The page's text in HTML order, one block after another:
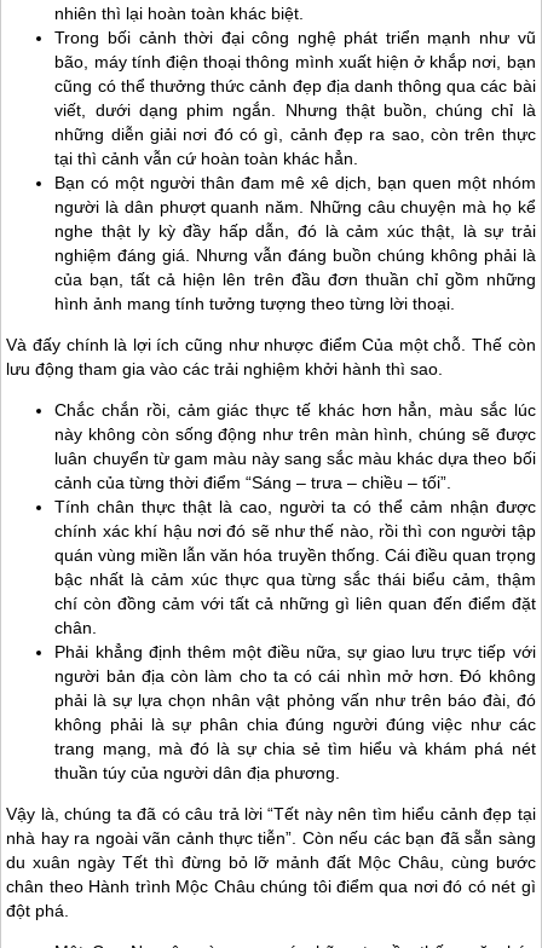
nhiên thì lại hoàn toàn khác biệt.
Trong bối cảnh thời đại công nghệ phát triển mạnh như vũ
bão, máy tính điện thoại thông mình xuất hiện ở khắp nơi, bạn
cũng có thể thưởng thức cảnh đẹp địa danh thông qua các bài
viết, dưới dạng phim ngắn. Nhưng thật buồn, chúng chỉ là
những diễn giải nơi đó có gì, cảnh đẹp ra sao, còn trên thực
tại thì cảnh vẫn cứ hoàn toàn khác hẳn.
Bạn có một người thân đam mê xê dịch, bạn quen một nhóm
người là dân phượt quanh năm. Những câu chuyện mà họ kể
nghe thật ly kỳ đầy hấp dẫn, đó là cảm xúc thật, là sự trải
nghiệm đáng giá. Nhưng vẫn đáng buồn chúng không phải là
của bạn, tất cả hiện lên trên đầu đơn thuần chỉ gồm những
hình ảnh mang tính tưởng tượng theo từng lời thoại.
Và đấy chính là lợi ích cũng như nhược điểm Của một chỗ. Thế còn
lưu động tham gia vào các trải nghiệm khởi hành thì sao.
Chắc chắn rồi, cảm giác thực tế khác hơn hẳn, màu sắc lúc
này không còn sống động như trên màn hình, chúng sẽ được
luân chuyển từ gam màu này sang sắc màu khác dựa theo bối
cảnh của từng thời điểm “Sáng – trưa – chiều – tối”.
Tính chân thực thật là cao, người ta có thể cảm nhận được
chính xác khí hậu nơi đó sẽ như thế nào, rồi thì con người tập
quán vùng miền lẫn văn hóa truyền thống. Cái điều quan trọng
bậc nhất là cảm xúc thực qua từng sắc thái biểu cảm, thậm
chí còn đồng cảm với tất cả những gì liên quan đến điểm đặt
chân.
Phải khẳng định thêm một điều nữa, sự giao lưu trực tiếp với
người bản địa còn làm cho ta có cái nhìn mở hơn. Đó không
phải là sự lựa chọn nhân vật phỏng vấn như trên báo đài, đó
không phải là sự phân chia đúng người đúng việc như các
trang mạng, mà đó là sự chia sẻ tìm hiểu và khám phá nét
thuần túy của người dân địa phương.
Vậy là, chúng ta đã có câu trả lời “Tết này nên tìm hiểu cảnh đẹp tại
nhà hay ra ngoài vãn cảnh thực tiễn”. Còn nếu các bạn đã sẵn sàng
du xuân ngày Tết thì đừng bỏ lỡ mảnh đất Mộc Châu , cùng bước
chân theo Hành trình Mộc Châu chúng tôi điểm qua nơi đó có nét gì
đột phá.